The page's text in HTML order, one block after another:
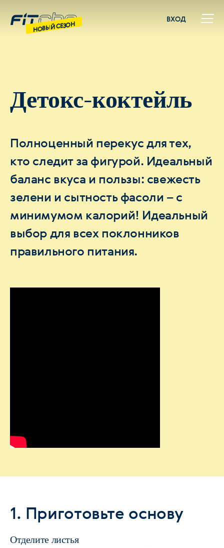
Детокс-коктейль
Полноценный перекус для тех,
кто следит за фигурой. Идеальный
баланс вкуса и пользы: свежесть
зелени и сытность фасоли – с
минимумом калорий! Идеальный
выбор для всех поклонников
правильного питания.
НОВЫЙ СЕЗОН
ВХОД
1. Приготовьте основу
Отделите листья